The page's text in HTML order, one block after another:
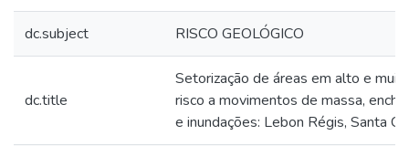
dc.subject RISCO GEOLÓGICO
dc.title
Setorização de áreas em alto e
risco a movimentos de massa,
e inundações: Lebon Régis, Santa